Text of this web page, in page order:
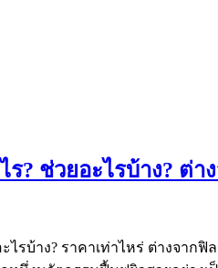
? ช่วยอะไรบ้าง? ต่า
ไรบ้าง? ราคาเท่าไหร่ ต่างจาก